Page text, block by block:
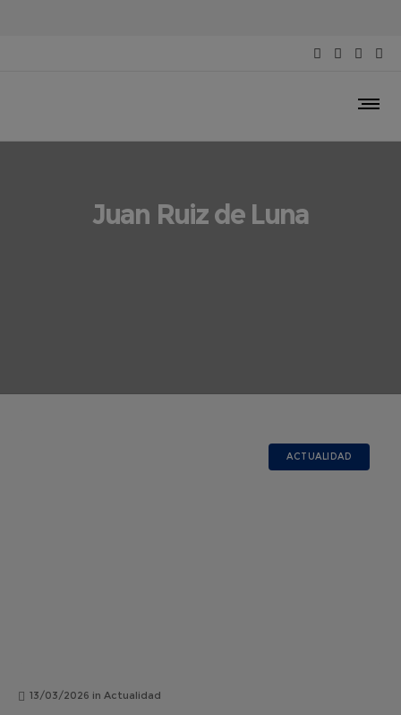
Juan Ruiz de Luna
ACTUALIDAD
13/03/2026 in Actualidad